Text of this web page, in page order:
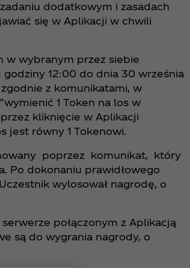
dodatkowym i zasadach
się w Aplikacji w chwili
w wybranym przez siebie
12:00 do dnia 30 września
z komunikatami, w
1 Token na los w
kliknięcie w Aplikacji
jest równy 1 Tokenowi.
poprzez komunikat, który
Po dokonaniu prawidłowego
wylosował nagrodę, o
połączonym z Aplikacją
są do wygrania nagrody, o